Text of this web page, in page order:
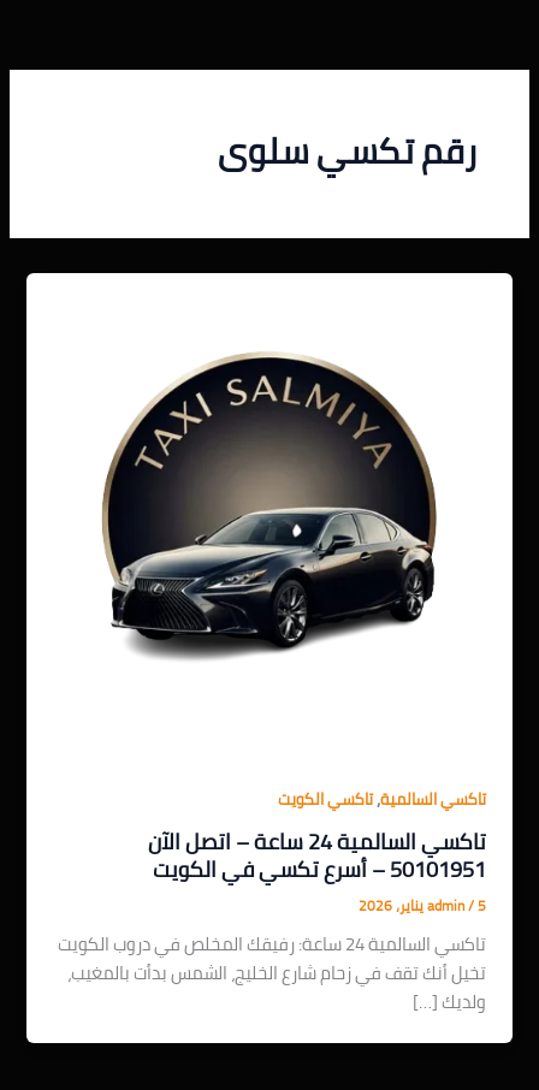
المحتوى
رقم تكسي سلوى
تاكسي السالمية,تاكسي الكويت
تاكسي السالمية 24 ساعة – اتصل الآن
50101951 – أسرع تكسي في الكويت
admin/5 يناير، 2026
تاكسي السالمية 24 ساعة: رفيقك المخلص في دروب الكويت
تخيل أنك تقف في زحام شارع الخليج، الشمس بدأت بالمغيب،
ولديك […]